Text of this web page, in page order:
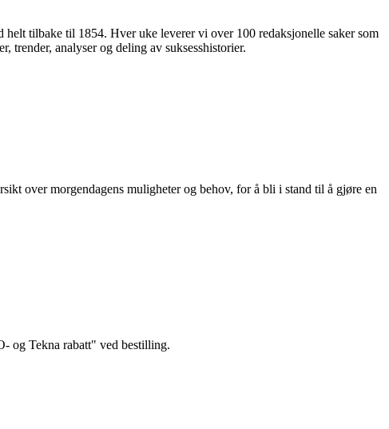
tilbake til 1854. Hver uke leverer vi over 100 redaksjonelle saker som
trender, analyser og deling av suksesshistorier.
over morgendagens muligheter og behov, for å bli i stand til å gjøre en
og Tekna rabatt" ved bestilling.